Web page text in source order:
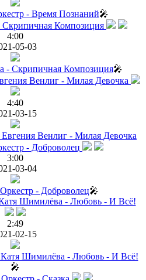
- Время Познаний🎤
4:00
05-03
- Скрипичная Композиция🎤
4:40
03-15
Венлиг - Милая Девочка
3:00
03-04
- Доброволец🎤
2:49
02-15
Катя Шимилёва - Любовь - И Всё!
🎤